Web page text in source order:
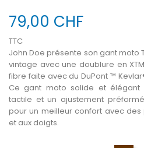
79,00 CHF
TTC
John Doe présente son gant moto
vintage avec une doublure en
fibre faite avec du DuPont ™
Ce gant moto solide et
tactile et un ajustement
pour un meilleur confort avec
et aux doigts.